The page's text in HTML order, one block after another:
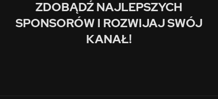
ZDOBĄDŹ NAJLEPSZYCH
SPONSORÓW I ROZWIJAJ SWÓJ
KANAŁ!